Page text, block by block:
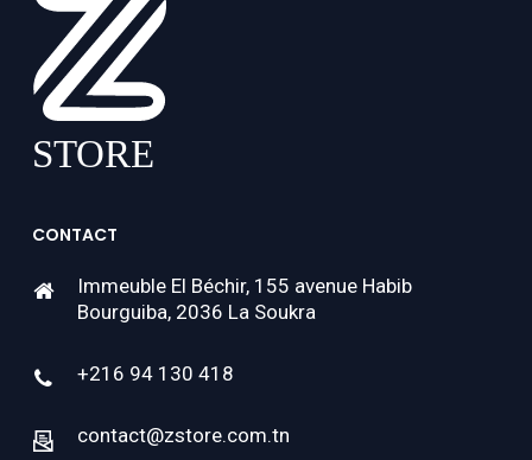
CONTACT
Immeuble El Béchir, 155 avenue Habib
Bourguiba, 2036 La Soukra
+216 94 130 418
contact@zstore.com.tn